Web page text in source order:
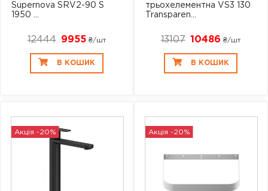
Supernova SRV2-90 S
1950 ...
12444 9955₴/шт
В КОШИК
трьохелементна VS3 130
Transparen...
13107 10486₴/шт
В КОШИК
Акція -20% Акція -20%